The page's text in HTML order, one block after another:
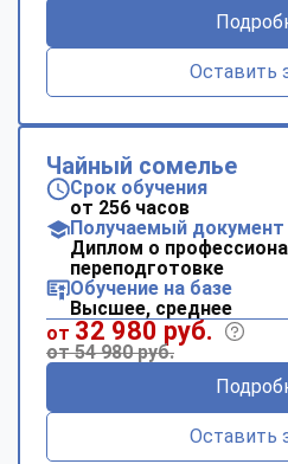
Оставить
Чайный сомелье
Срок обучения
от 256 часов
Получаемый документ
Диплом о
переподготовке
Обучение на базе
Высшее, среднее
от 32 980 руб.
от 54 980 руб.
Оставить